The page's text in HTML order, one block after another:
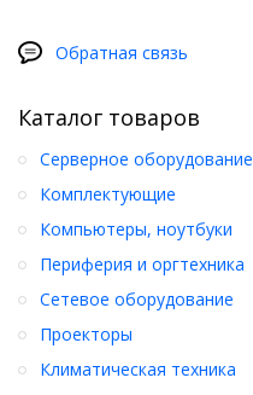
Обратная связь
Каталог товаров
Серверное оборудование
Комплектующие
Компьютеры, ноутбуки
Периферия и оргтехника
Сетевое оборудование
Проекторы
Климатическая техника